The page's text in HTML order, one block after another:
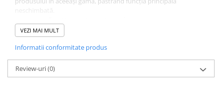
Beneficii principale
Susține plimbările în aer liber și mișcarea copilului.
Include funcție rotativă, format ultrapliabil și poziție
reversibilă pentru folosire adaptată categoriei.
Ajută părintele să gestioneze mai ușor ieșirile zilnice.
Detalii utile
VEZI MAI MULT
Informatii conformitate produs
Review-uri(0)